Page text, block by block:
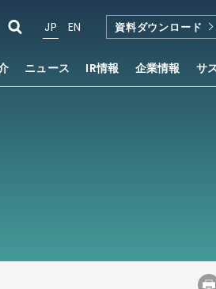
ニュース IR情報 企業情報 サ
JP EN 資料ダウンロード